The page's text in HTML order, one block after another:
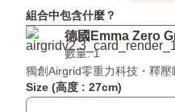
睡
眠
技-
Zero
Gravity
蟎
防
床
褥
保
記
憶
枕
頭
（Single
組合中包含什麼？
德國Emma Zero
數量: 1
獨創Airgrid零重力科技・釋壓
Size (高度 : 27cm)